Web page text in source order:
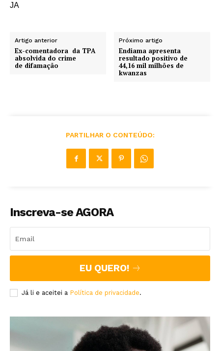
JA
Artigo anterior
Ex-comentadora da TPA
absolvida do crime
de difamação
Próximo artigo
Endiama apresenta
resultado positivo de
44,16 mil milhões de
kwanzas
PARTILHAR O CONTEÚDO:
Inscreva-se AGORA
EU QUERO!
Já li e aceitei a Política de privacidade.